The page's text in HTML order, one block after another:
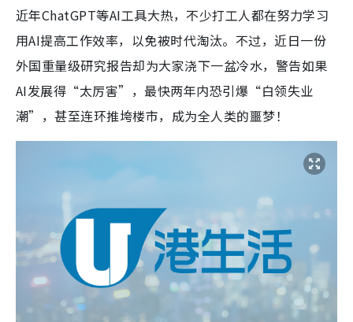
近年ChatGPT等AI工具大热，不少打工人都在努力学习
用AI提高工作效率，以免被时代淘汰。不过，近日一份
外国重量级研究报告却为大家浇下一盆冷水，警告如果
AI发展得“太厉害”，最快两年内恐引爆“白领失业
潮”，甚至连环推垮楼市，成为全人类的噩梦！